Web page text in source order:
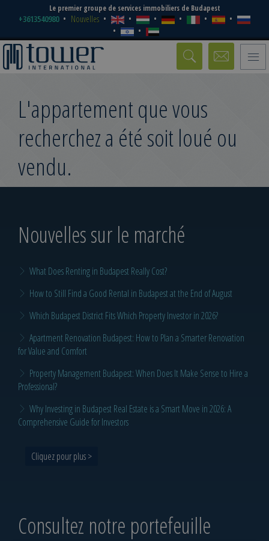
Le premier groupe de services immobiliers de Budapest
+3613540980 Nouvelles
Toggle
L'appartement que vous
recherchez a été soit loué ou
vendu.
Nouvelles sur le marché
What Does Renting in Budapest Really Cost?
How to Still Find a Good Rental in Budapest at the End of August
Which Budapest District Fits Which Property Investor in 2026?
Apartment Renovation Budapest: How to Plan a Smarter Renovation
for Value and Comfort
Property Management Budapest: When Does It Make Sense to Hire a
Professional?
Why Investing in Budapest Real Estate is a Smart Move in 2026: A
Comprehensive Guide for Investors
Cliquez pour plus >
Consultez notre portefeuille